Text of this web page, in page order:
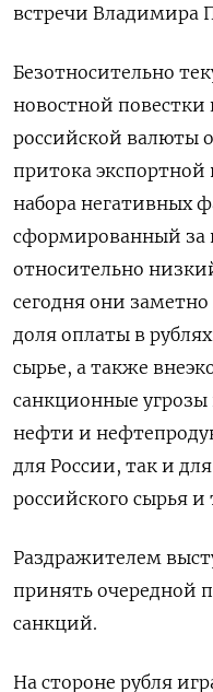
встречи Владимира
Безотносительно
новостной
российской валюты
притока
набора негативных
сформированный за
относительно
сегодня они
доля оплаты в
сырье, а также
санкционные
нефти и
для России, так и
российского сырья и
Раздражителем
принять очередной
санкций.
На стороне рубля